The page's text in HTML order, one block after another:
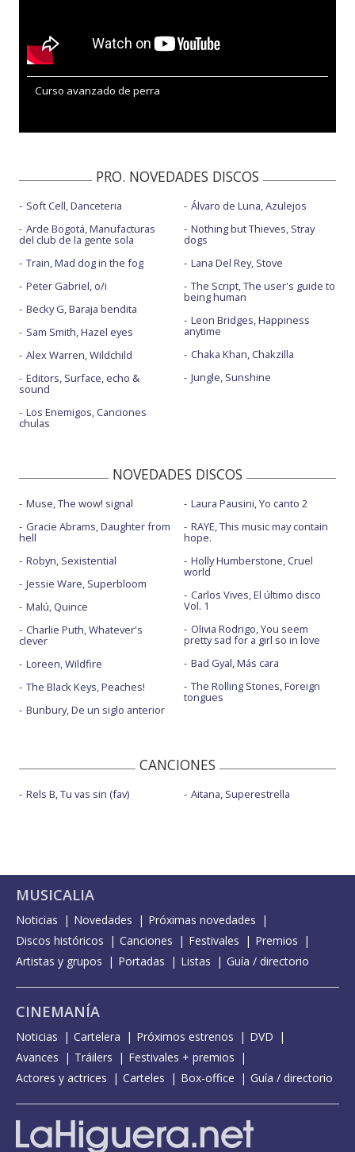
Curso avanzado de perra
PRO. NOVEDADES DISCOS
Soft Cell, Danceteria
Arde Bogotá, Manufacturas
del club de la gente sola
Train, Mad dog in the fog
Peter Gabriel, o/i
Becky G, Baraja bendita
Sam Smith, Hazel eyes
Alex Warren, Wildchild
Editors, Surface, echo &
sound
Los Enemigos, Canciones
chulas
Álvaro de Luna, Azulejos
Nothing but Thieves, Stray
dogs
Lana Del Rey, Stove
The Script, The user's guide to
being human
Leon Bridges, Happiness
anytime
Chaka Khan, Chakzilla
Jungle, Sunshine
NOVEDADES DISCOS
Muse, The wow! signal
Gracie Abrams, Daughter from
hell
Robyn, Sexistential
Jessie Ware, Superbloom
Malú, Quince
Charlie Puth, Whatever's
clever
Loreen, Wildfire
The Black Keys, Peaches!
Bunbury, De un siglo anterior
Laura Pausini, Yo canto 2
RAYE, This music may contain
hope.
Holly Humberstone, Cruel
world
Carlos Vives, El último disco
Vol. 1
Olivia Rodrigo, You seem
pretty sad for a girl so in love
Bad Gyal, Más cara
The Rolling Stones, Foreign
tongues
CANCIONES
Rels B, Tu vas sin (fav) Aitana, Superestrella
MUSICALIA
Noticias Novedades
Próximas novedades
Discos históricos
Canciones Festivales
Premios
Artistas y grupos
Portadas Listas Guía / directorio
CINEMANÍA
Noticias Cartelera Próximos estrenos
DVD
Avances
Tráilers
Festivales + premios
Actores y actrices
Carteles Box-office Guía / directorio